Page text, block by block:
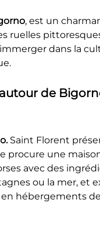
, est un
ruelles
dans la
de
Saint Florent
procure une
avec des
ou la mer, et
hébergements